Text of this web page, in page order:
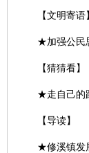
【文明寄语
★加强公民思
【猜猜看】
★走自己的路
【导读】
★修溪镇发展